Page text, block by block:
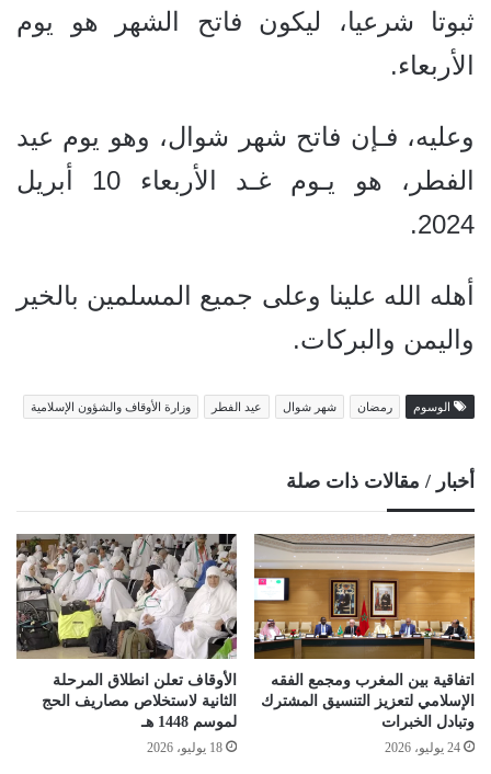
ثبوتا شرعيا، ليكون فاتح الشهر هو يوم
الأربعاء.
وعليه، فـإن فاتح شهر شوال، وهو يوم عيد
الفطر، هو يـوم غـد الأربعاء 10 أبريل
2024.
أهله الله علينا وعلى جميع المسلمين بالخير
واليمن والبركات.
الوسوم رمضان شهر شوال عيد الفطر وزارة الأوقاف والشؤون الإسلامية
أخبار / مقالات ذات صلة
اتفاقية بين المغرب ومجمع الفقه
الإسلامي لتعزيز التنسيق المشترك
وتبادل الخبرات
24 يوليو، 2026
الأوقاف تعلن انطلاق المرحلة
الثانية لاستخلاص مصاريف الحج
لموسم 1448 هـ
18 يوليو، 2026